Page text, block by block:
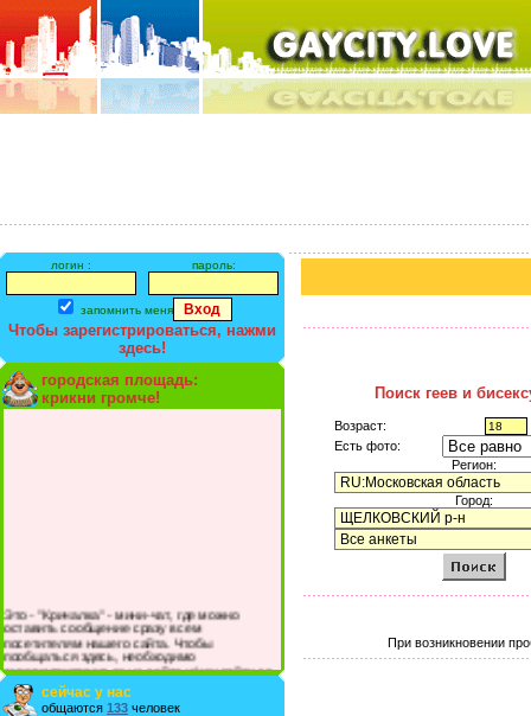
логин : пароль:
запомнить меня
Чтобы зарегистрироваться, нажми
здесь!
городская площадь:
крикни громче!
Это - "Кричалка" - мини-чат, где можно
оставить сообщение сразу всем
посетителям нашего сайта. Чтобы
пообщаться здесь, необходимо
зарегистрироваться на сайте и/или войти со
своими логином и паролем.
сейчас у нас
общаются 133 человек
Поиск геев и
Возраст:
Есть фото:
Регион:
Город:
При возникновении